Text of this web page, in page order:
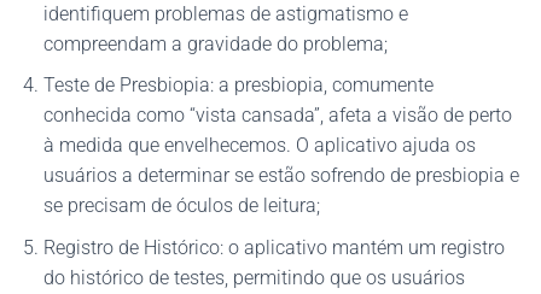
identifiquem problemas de astigmatismo e
compreendam a gravidade do problema;
Teste de Presbiopia: a presbiopia, comumente
conhecida como “vista cansada”, afeta a visão de perto
à medida que envelhecemos. O aplicativo ajuda os
usuários a determinar se estão sofrendo de presbiopia e
se precisam de óculos de leitura;
Registro de Histórico: o aplicativo mantém um registro
do histórico de testes, permitindo que os usuários